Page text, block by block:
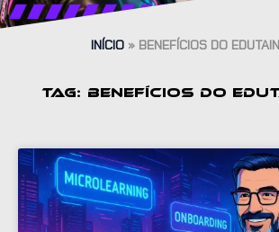
INÍCIO » BENEFÍCIOS DO
TAG: BENEFÍCIOS DO